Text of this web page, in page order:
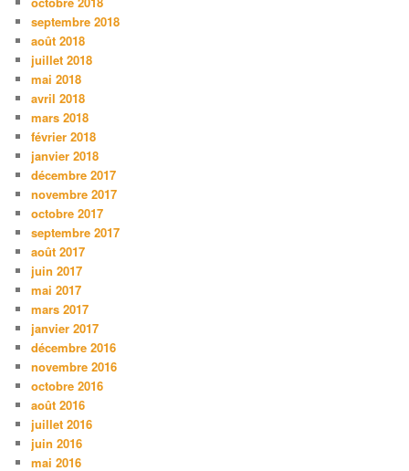
septembre 2018
août 2018
juillet 2018
mai 2018
avril 2018
mars 2018
février 2018
janvier 2018
décembre 2017
novembre 2017
octobre 2017
septembre 2017
août 2017
juin 2017
mai 2017
mars 2017
janvier 2017
décembre 2016
novembre 2016
octobre 2016
août 2016
juillet 2016
juin 2016
mai 2016